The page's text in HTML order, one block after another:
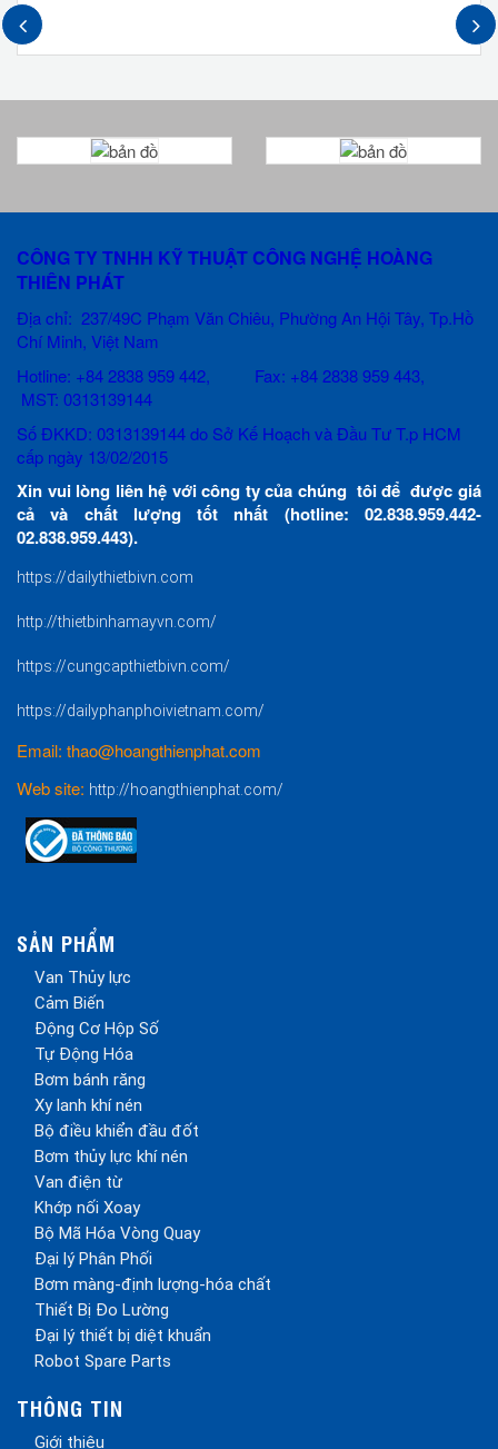
prev
next
CÔNG TY TNHH KỸ THUẬT CÔNG NGHỆ HOÀNG
THIÊN PHÁT
Địa chỉ: 237/49C Phạm Văn Chiêu, Phường An Hội Tây, Tp.Hồ
Chí Minh, Việt Nam
Hotline: +84 2838 959 442, Fax: +84 2838 959 443,
MST: 0313139144
Số ĐKKD: 0313139144 do Sở Kế Hoạch và Đầu Tư T.p HCM
cấp ngày 13/02/2015
Xin vui lòng liên hệ với công ty của chúng tôi để được giá
cả và chất lượng tốt nhất (hotline: 02.838.959.442-
02.838.959.443).
https://dailythietbivn.com
http://thietbinhamayvn.com/
https://cungcapthietbivn.com/
https://dailyphanphoivietnam.com/
Email: thao@hoangthienphat.com
Web site: http://hoangthienphat.com/
SẢN PHẨM
Van Thủy lực
Cảm Biến
Động Cơ Hộp Số
Tự Động Hóa
Bơm bánh răng
Xy lanh khí nén
Bộ điều khiển đầu đốt
Bơm thủy lực khí nén
Van điện từ
Khớp nối Xoay
Bộ Mã Hóa Vòng Quay
Đại lý Phân Phối
Bơm màng-định lượng-hóa chất
Thiết Bị Đo Lường
Đại lý thiết bị diệt khuẩn
Robot Spare Parts
THÔNG TIN
Giới thiệu